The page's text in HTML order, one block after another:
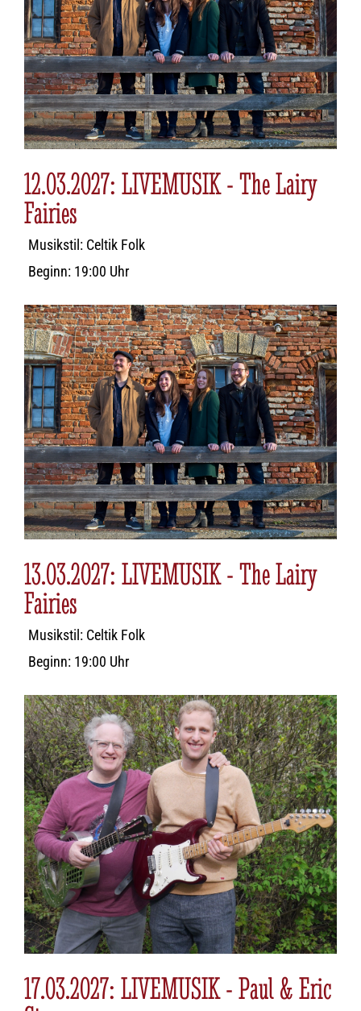
12.03.2027: LIVEMUSIK - The Lairy
Fairies
Musikstil: Celtik Folk
Beginn: 19:00 Uhr
13.03.2027: LIVEMUSIK - The Lairy
Fairies
Musikstil: Celtik Folk
Beginn: 19:00 Uhr
17.03.2027: LIVEMUSIK - Paul & Eric